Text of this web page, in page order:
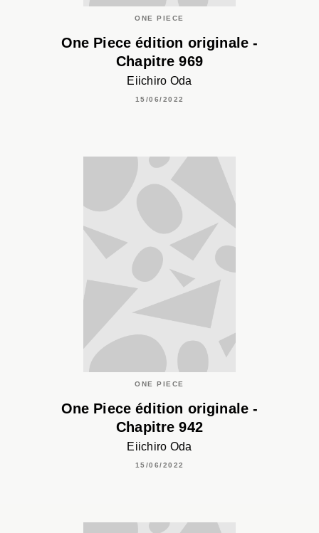
ONE PIECE
One Piece édition originale -
Chapitre 969
Eiichiro Oda
15/06/2022
ONE PIECE
One Piece édition originale -
Chapitre 942
Eiichiro Oda
15/06/2022